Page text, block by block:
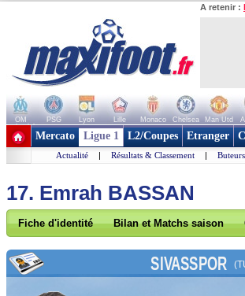
A retenir :
OM PSG Lyon Lille Monaco Chelsea Man Utd
+ de clubs
Mercato Ligue 1 L2/Coupes Etranger
Actualité | Résultats & Classement | Buteurs
17. Emrah BASSAN
Fiche d'identité Bilan et Matchs saison
SIVASSPOR